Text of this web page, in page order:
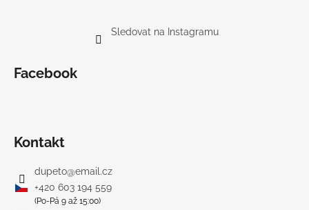
Sledovat na Instagramu
Facebook
Kontakt
dupeto@email.cz
+420 603 194 559
(Po-Pá 9 až 15:00)